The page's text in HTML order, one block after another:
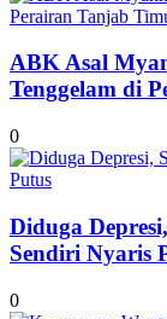
ABK Asal
Tenggelam di
0
Diduga
Sendiri Nyaris
0